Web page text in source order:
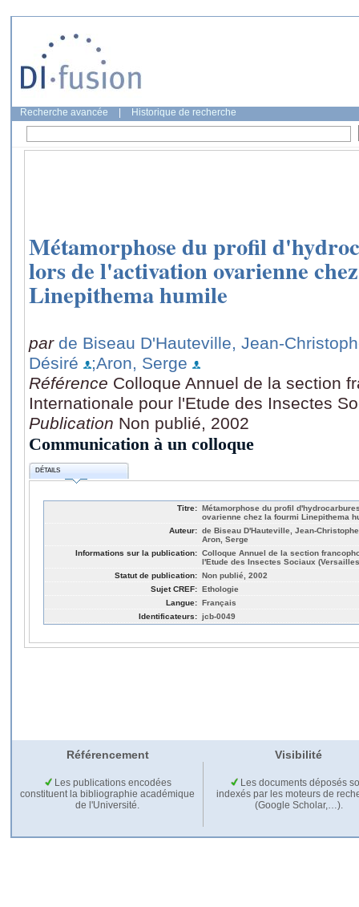
Recherche avancée Historique de recherche
Métamorphose du profil
lors de l'activation ovarienne
Linepithema humile
par de Biseau D'Hauteville, Jean-
Désiré
;Aron, Serge
Référence Colloque Annuel de la section
Internationale pour l'Etude des Insectes
Publication Non publié, 2002
Communication à un colloque
DÉTAILS
Titre: Métamorphose du profil
ovarienne chez la fourmi Linepithema
Auteur: de Biseau D'Hauteville, Jean-
Aron, Serge
Informations sur la publication: Colloque Annuel de la section
l'Etude des Insectes Sociaux
Statut de publication: Non publié, 2002
Sujet CREF: Ethologie
Langue: Français
Identificateurs: jcb-0049
Référencement Visibilité
Les publications encodées
constituent la bibliographie académique
de l'Université.
Les documents déposés
indexés par les moteurs de
(Google Scholar,…).